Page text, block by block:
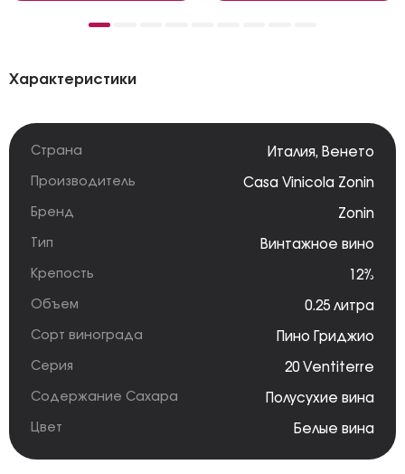
Характеристики
Страна Италия, Венето
Производитель Casa Vinicola Zonin
Бренд Zonin
Тип Винтажное вино
Крепость 12%
Объем 0.25 литра
Сорт винограда Пино Гриджио
Серия 20 Ventiterre
Содержание Сахара Полусухие вина
Цвет Белые вина